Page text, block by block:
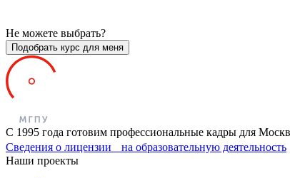
Не можете выбрать?
Подобрать курс для меня
С 1995 года готовим профессиональные кадры для
Сведения о лицензии на образовательную деятельность
Наши проекты